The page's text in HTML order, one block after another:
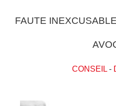
FAUTE
CONSEIL-